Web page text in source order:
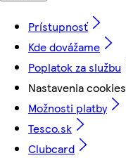
Prístupnosť
Kde dovážame
Poplatok za službu
Nastavenia cookies
Možnosti platby
Tesco.sk
Clubcard